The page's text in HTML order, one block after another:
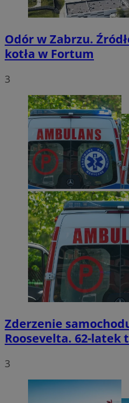
Odór w Zabrzu.
kotła w Fortum
3
Zderzenie
Roosevelta. 62-latek
3